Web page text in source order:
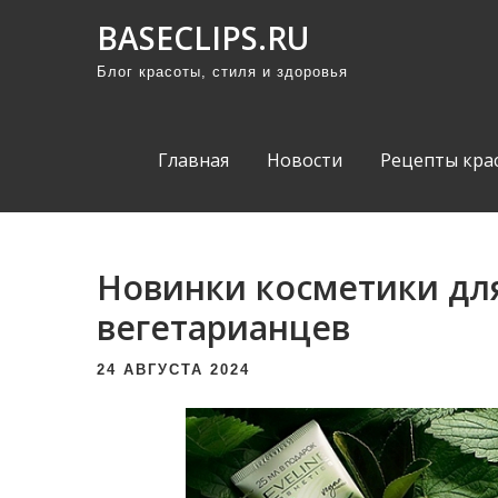
BASECLIPS.RU
Блог красоты, стиля и здоровья
Главная Новости Рецепты
Новинки косметики
вегетарианцев
24 АВГУСТА 2024